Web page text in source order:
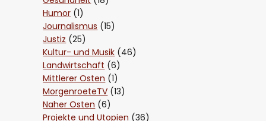
Humor (1)
Journalismus (15)
Justiz (25)
Kultur- und Musik (46)
Landwirtschaft (6)
Mittlerer Osten (1)
MorgenroeteTV (13)
Naher Osten (6)
Projekte und Utopien (36)